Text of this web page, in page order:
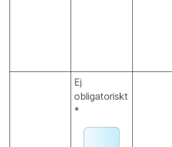
Ej
obligatoriskt
*